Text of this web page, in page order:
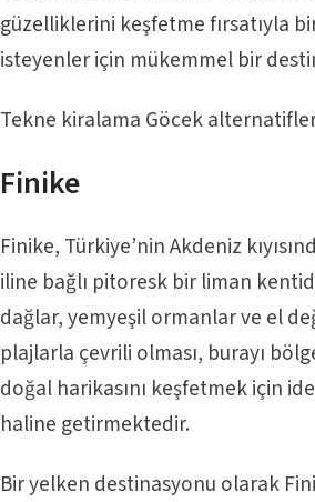
güzelliklerini keşfetme fırsatıyla
isteyenler için mükemmel bir
Tekne kiralama Göcek
Finike
Finike, Türkiye’nin Akdeniz
iline bağlı pitoresk bir liman
dağlar, yemyeşil ormanlar ve el
plajlarla çevrili olması, burayı
doğal harikasını keşfetmek için
haline getirmektedir.
Bir yelken destinasyonu olarak